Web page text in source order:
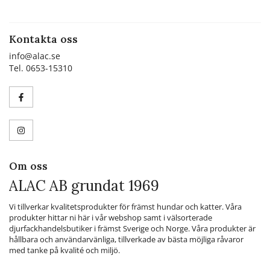
Kontakta oss
info@alac.se
Tel. 0653-15310
Om oss
ALAC AB grundat 1969
Vi tillverkar kvalitetsprodukter för främst hundar och katter. Våra
produkter hittar ni här i vår webshop samt i välsorterade
djurfackhandelsbutiker i främst Sverige och Norge. Våra produkter är
hållbara och användarvänliga, tillverkade av bästa möjliga råvaror
med tanke på kvalité och miljö.